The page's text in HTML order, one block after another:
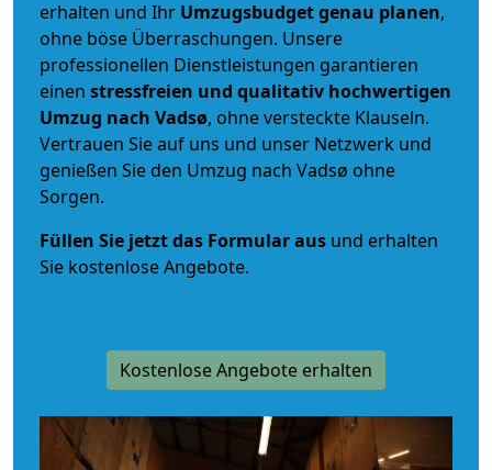
erhalten und Ihr Umzugsbudgetgenau planen,
ohne böse Überraschungen. Unsere
professionellen Dienstleistungen garantieren
einen stressfreien und qualitativ hochwertigen
Umzug nach Vadsø, ohne versteckte Klauseln.
Vertrauen Sie auf uns und unser Netzwerk und
genießen Sie den Umzug nach Vadsø ohne
Sorgen.
Füllen Sie jetzt das Formular aus und erhalten
Sie kostenlose Angebote.
Kostenlose Angebote erhalten